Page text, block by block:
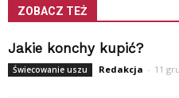
ZOBACZ TEŻ
Jakie konchy kupić?
Świecowanie uszu Redakcja - 11